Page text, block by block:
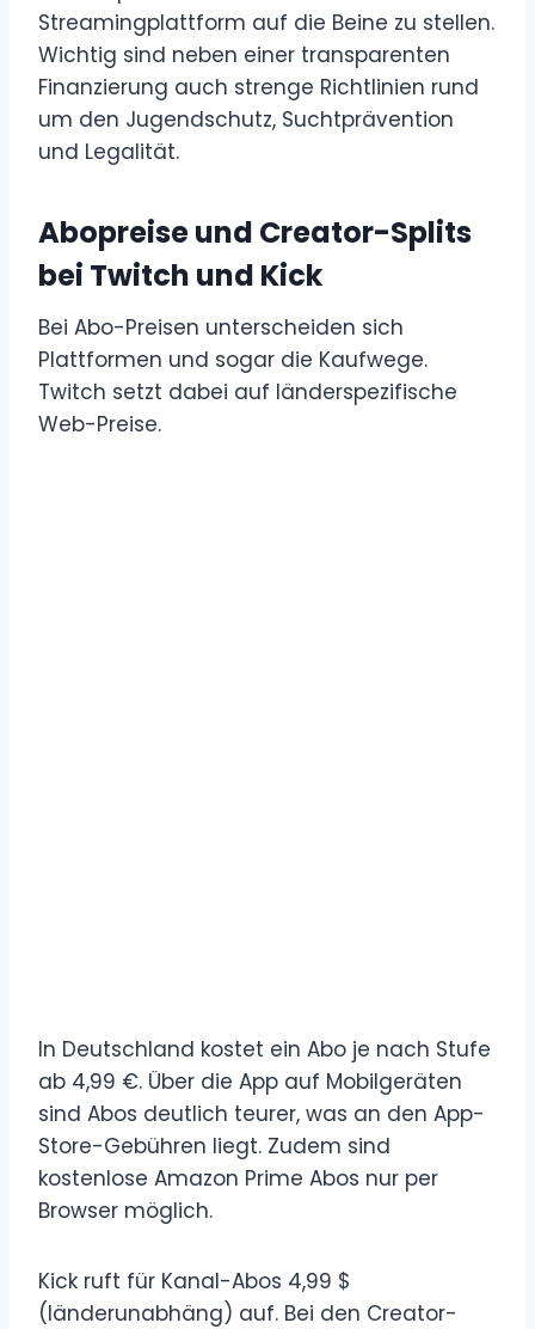
Streamingplattform auf die Beine zu stellen.
Wichtig sind neben einer transparenten
Finanzierung auch strenge Richtlinien rund
um den Jugendschutz, Suchtprävention
und Legalität.
Abopreise und Creator-Splits
bei Twitch und Kick
Bei Abo-Preisen unterscheiden sich
Plattformen und sogar die Kaufwege.
Twitch setzt dabei auf länderspezifische
Web-Preise.
In Deutschland kostet ein Abo je nach Stufe
ab 4,99 €. Über die App auf Mobilgeräten
sind Abos deutlich teurer, was an den App-
Store-Gebühren liegt. Zudem sind
kostenlose Amazon Prime Abos nur per
Browser möglich.
Kick ruft für Kanal-Abos 4,99 $
(länderunabhäng) auf. Bei den Creator-